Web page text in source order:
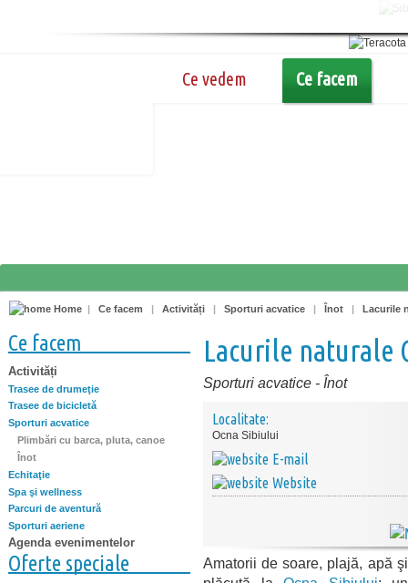
Ce vedem Ce facem
Home | Ce facem | Activități | Sporturi acvatice | Înot | Lacurile
Ce facem
Activități
Trasee de drumeţie
Trasee de bicicletă
Sporturi acvatice
Plimbări cu barca, pluta, canoe
Înot
Echitaţie
Spa şi wellness
Parcuri de aventură
Sporturi aeriene
Agenda evenimentelor
Oferte speciale
Lacurile naturale
Sporturi acvatice - Înot
Localitate:
Ocna Sibiului
E-mail
Website
Amatorii de soare, plajă, apă